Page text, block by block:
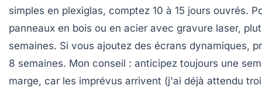
simples en plexiglas, comptez 10 à 15 jours ouvrés.
panneaux en bois ou en acier avec gravure laser,
semaines. Si vous ajoutez des écrans dynamiques,
8 semaines. Mon conseil : anticipez toujours une
marge, car les imprévus arrivent (j'ai déjà attendu